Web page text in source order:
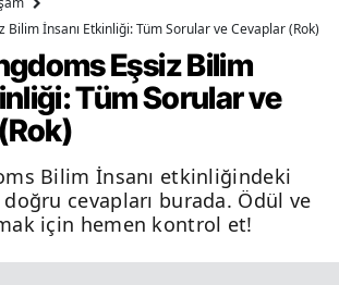
Bilim İnsanı Etkinliği: Tüm Sorular ve Cevaplar (Rok)
Eşsiz Bilim
Tüm Sorular ve
Bilim İnsanı etkinliğindeki
cevapları burada. Ödül ve
için hemen kontrol et!